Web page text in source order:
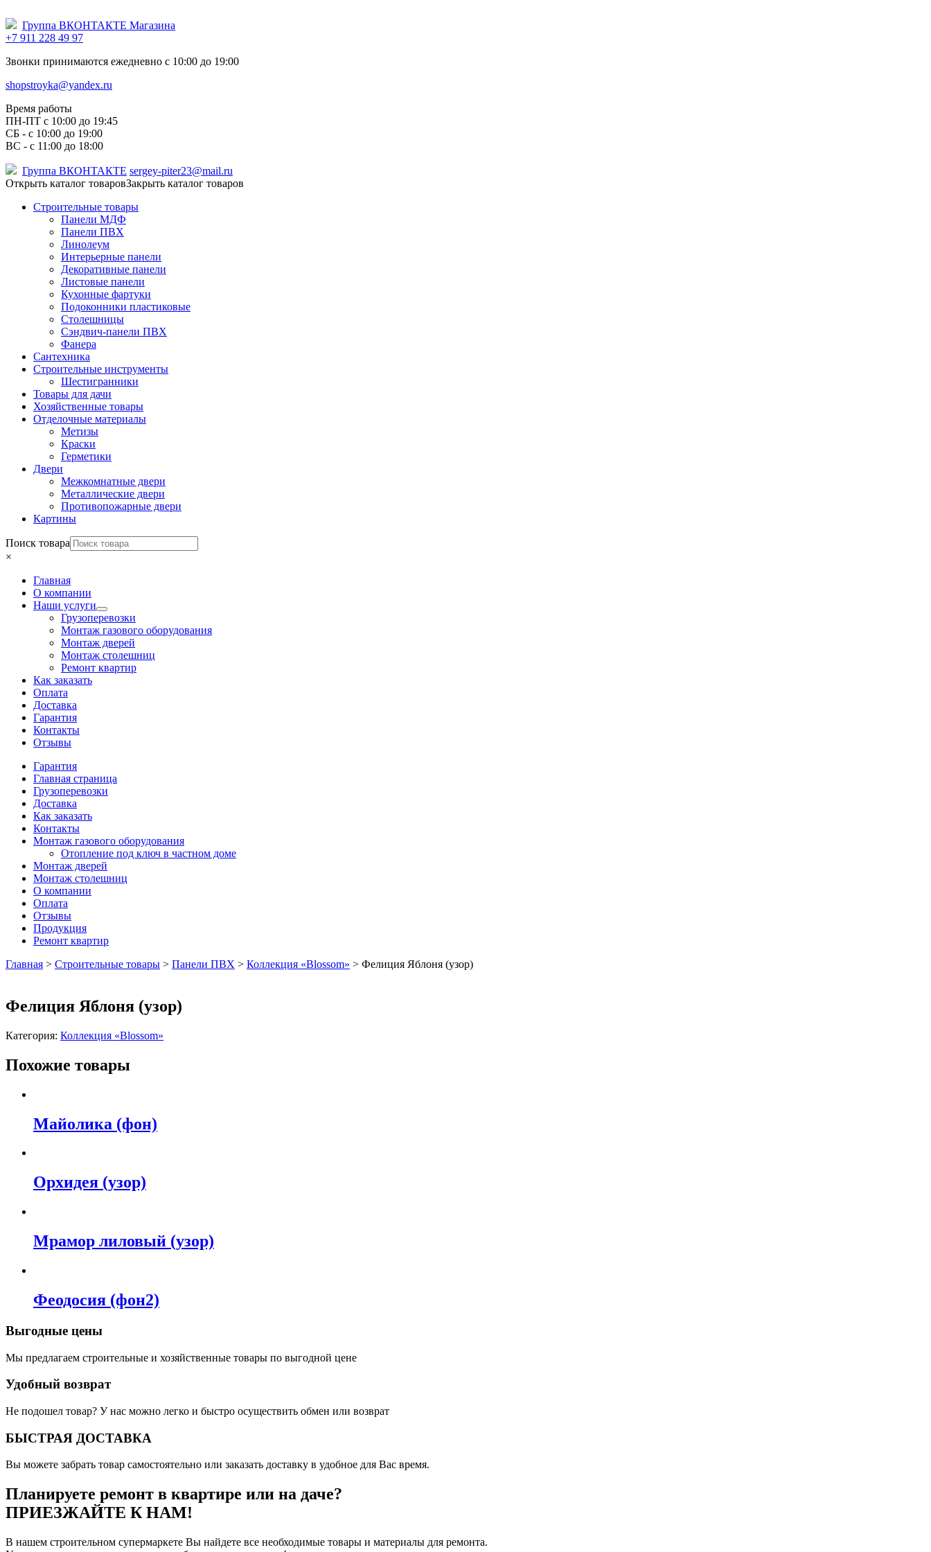
Группа ВКОНТАКТЕ Магазина
+7 911 228 49 97
Звонки принимаются ежедневно с 10:00 до 19:00
shopstroyka@yandex.ru
Время работы
ПН-ПТ c 10:00 до 19:45
СБ - с 10:00 до 19:00
ВС - с 11:00 до 18:00
Группа ВКОНТАКТЕ sergey-piter23@mail.ru
Открыть каталог товаровЗакрыть каталог товаров
Строительные товары
Панели МДФ
Панели ПВХ
Линолеум
Интерьерные панели
Декоративные панели
Листовые панели
Кухонные фартуки
Подоконники пластиковые
Столешницы
Сэндвич-панели ПВХ
Фанера
Сантехника
Строительные инструменты
Шестигранники
Товары для дачи
Хозяйственные товары
Отделочные материалы
Метизы
Краски
Герметики
Двери
Межкомнатные двери
Металлические двери
Противопожарные двери
Картины
Поиск товара
×
Главная
О компании
Наши услуги
Грузоперевозки
Монтаж газового оборудования
Монтаж дверей
Монтаж столешниц
Ремонт квартир
Как заказать
Оплата
Доставка
Гарантия
Контакты
Отзывы
Гарантия
Главная страница
Грузоперевозки
Доставка
Как заказать
Контакты
Монтаж газового оборудования
Отопление под ключ в частном доме
Монтаж дверей
Монтаж столешниц
О компании
Оплата
Отзывы
Продукция
Ремонт квартир
Главная > Строительные товары > Панели ПВХ > Коллекция «Blossom» > Фелиция Яблоня (узор)
Фелиция Яблоня (узор)
Категория: Коллекция «Blossom»
Похожие товары
Майолика (фон)
Орхидея (узор)
Мрамор лиловый (узор)
Феодосия (фон2)
Выгодные цены
Мы предлагаем строительные и хозяйственные товары по выгодной цене
Удобный возврат
Не подошел товар? У нас можно легко и быстро осуществить обмен или возврат
БЫСТРАЯ ДОСТАВКА
Вы можете забрать товар самостоятельно или заказать доставку в удобное для Вас время.
Планируете ремонт в квартире или на даче?
ПРИЕЗЖАЙТЕ К НАМ!
В нашем строительном супермаркете Вы найдете все необходимые товары и материалы для ремонта.